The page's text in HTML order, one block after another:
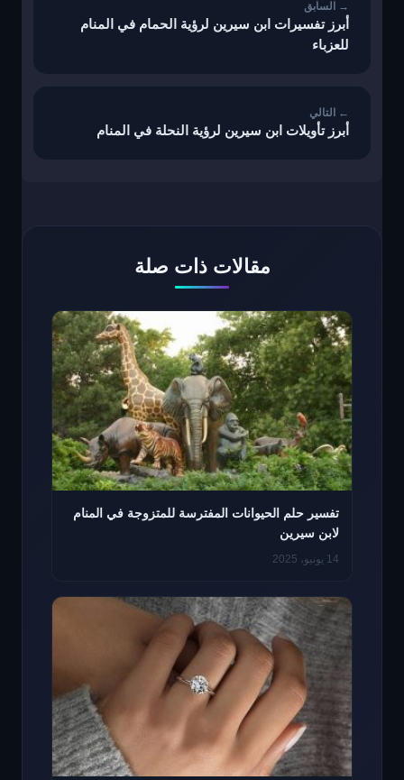
أبرز تفسيرات ابن سيرين لرؤية الحمام في المنام
للعزباء
أبرز تأويلات ابن سيرين لرؤية النحلة في المنام
مقالات ذات صلة
تفسير حلم الحيوانات المفترسة للمتزوجة في المنام
لابن سيرين
14 يونيو، 2025